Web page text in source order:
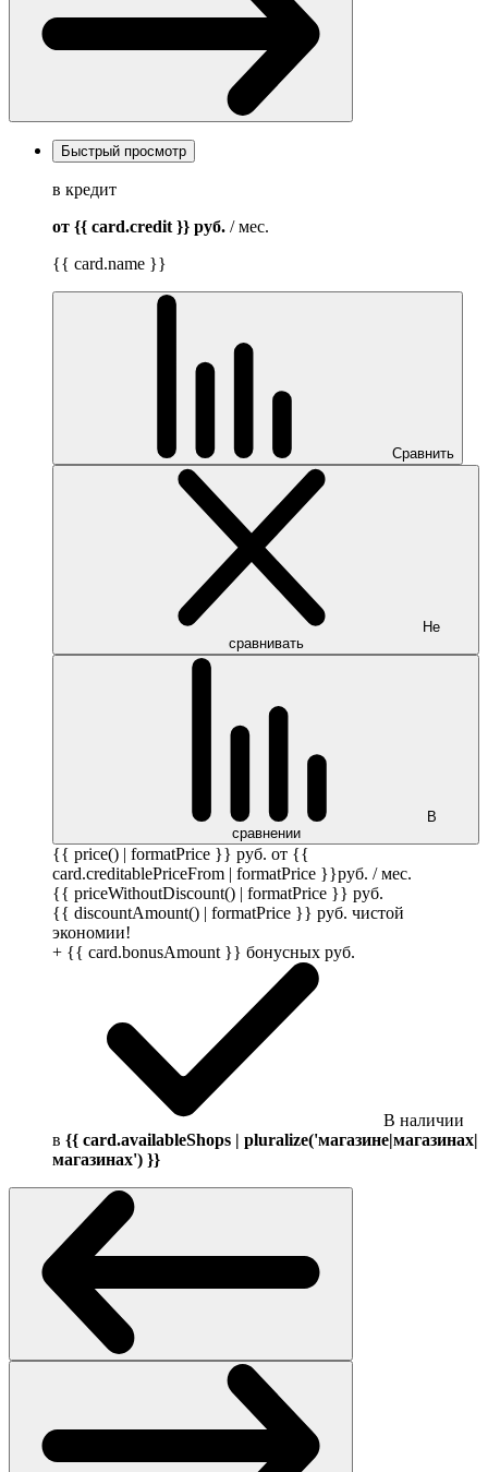
Быстрый просмотр
в кредит
от {{ card.credit }} руб. / мес.
{{ card.name }}
Сравнить
Не
сравнивать
В
сравнении
{{ price() | formatPrice }} руб. от {{
card.creditablePriceFrom | formatPrice }}руб. / мес.
{{ priceWithoutDiscount() | formatPrice }} руб.
{{ discountAmount() | formatPrice }} руб. чистой
экономии!
+ {{ card.bonusAmount }} бонусных руб.
В наличии
в {{ card.availableShops | pluralize('магазине|магазинах|
магазинах') }}